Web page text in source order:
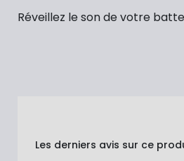
Réveillez le son de votre
Les derniers avis sur ce